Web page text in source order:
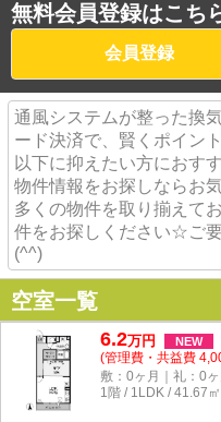
無料会員登録はこち
会員登録
通風システムが整った換
ード決済で、賢くポイン
以下に抑えたい方にお
物件情報をお探しならお
多くの物件を取り揃えて
件をお探しください☆ご
(^^)
空室一覧
6.2万円 NEW
(管理費・共益費
敷：0ヶ月｜礼：0ヶ
1階 / 1LDK / 41.67㎡